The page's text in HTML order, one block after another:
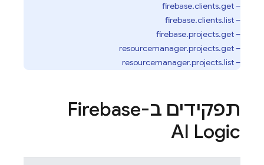
– firebase.clients.get
– firebase.clients.list
– firebase.projects.get
– resourcemanager.projects.get
– resourcemanager.projects.list
תפקידים ב-Firebase
AI Logic